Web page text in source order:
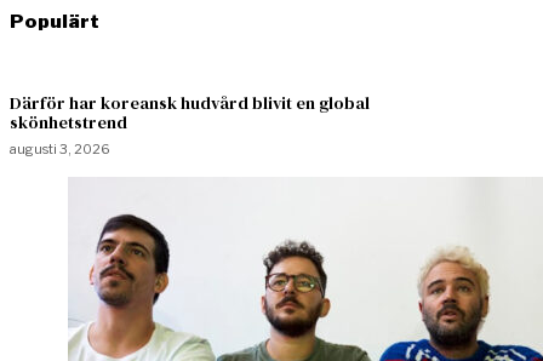
Populärt
Därför har koreansk hudvård blivit en global
skönhetstrend
augusti 3, 2026